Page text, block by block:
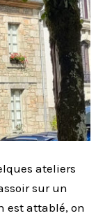
ateliers
sur un
est attablé, on